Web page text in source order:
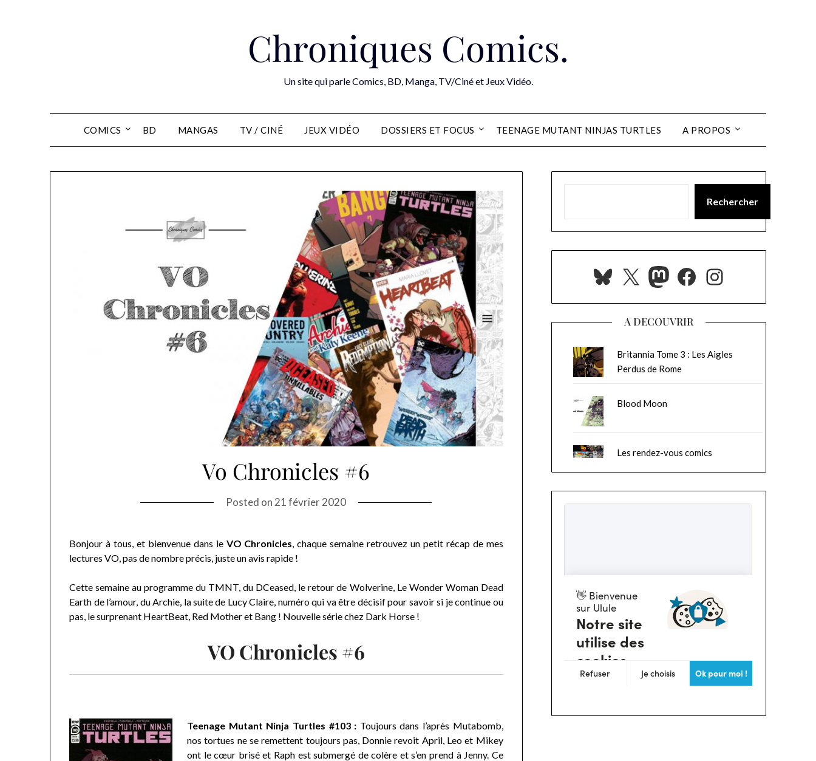
Chroniques Comics.
Un site qui parle Comics, BD, Manga, TV/Ciné et Jeux Vidéo.
COMICS BD MANGAS TV / CINÉ JEUX VIDÉO DOSSIERS ET FOCUS TEENAGE MUTANT NINJAS TURTLES A PROPOS
Vo Chronicles #6
Posted on 21 février 2020
Bonjour à tous, et bienvenue dans le VO Chronicles , chaque semaine retrouvez un petit récap de mes
lectures VO, pas de nombre précis, juste un avis rapide !
Cette semaine au programme du TMNT, du DCeased, le retour de Wolverine, Le Wonder Woman Dead
Earth de l’amour, du Archie, la suite de Lucy Claire, numéro qui va être décisif pour savoir si je continue ou
pas, le surprenant HeartBeat, Red Mother et Bang ! Nouvelle série chez Dark Horse !
VO Chronicles #6
Teenage Mutant Ninja Turtles #103 : Toujours dans l’après Mutabomb,
nos tortues ne se remettent toujours pas, Donnie revoit April, Leo et Mikey
ont le cœur brisé et Raph est submergé de colère et s’en prend à Jenny. Ce
Rechercher
Bluesky
X Mastodon
Facebook
Instagram
A DECOUVRIR
Britannia Tome 3 : Les Aigles
Perdus de Rome
Blood Moon
Les rendez-vous comics